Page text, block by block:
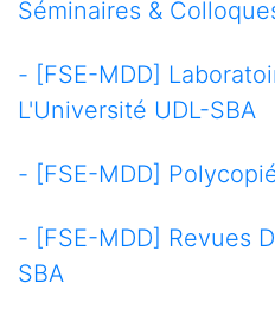
Séminaires &
- [FSE-MDD]
L'Université UDL-SBA
- [FSE-MDD]
- [FSE-MDD] Revues
SBA